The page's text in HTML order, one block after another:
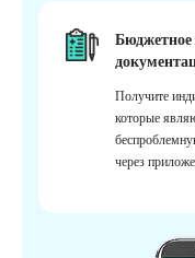
Бюджетное
Получите
которые
через